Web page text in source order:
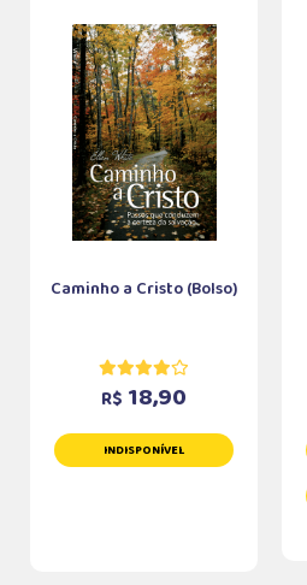
Caminho a Cristo (Bolso)
R$ 18,90
INDISPONÍVEL